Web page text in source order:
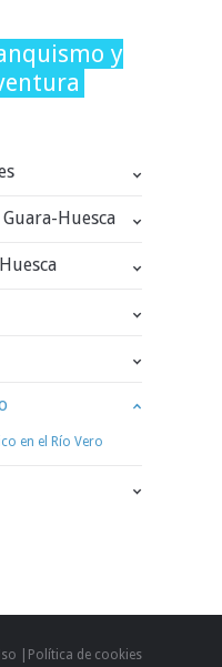
y
Huesca
en el Río Vero
Política de cookies